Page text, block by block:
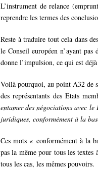
L’instrument de relance
reprendre les termes des
Reste à traduire tout cela dans
le Conseil européen n’ayant
donne l’impulsion, ce qui est
Voilà pourquoi, au point A32 de
des représentants des Etats
entamer des négociations avec le
juridiques, conformément à la
Ces mots « conformément à la
pas la même pour tous les textes
tous les cas, les mêmes pouvoirs.